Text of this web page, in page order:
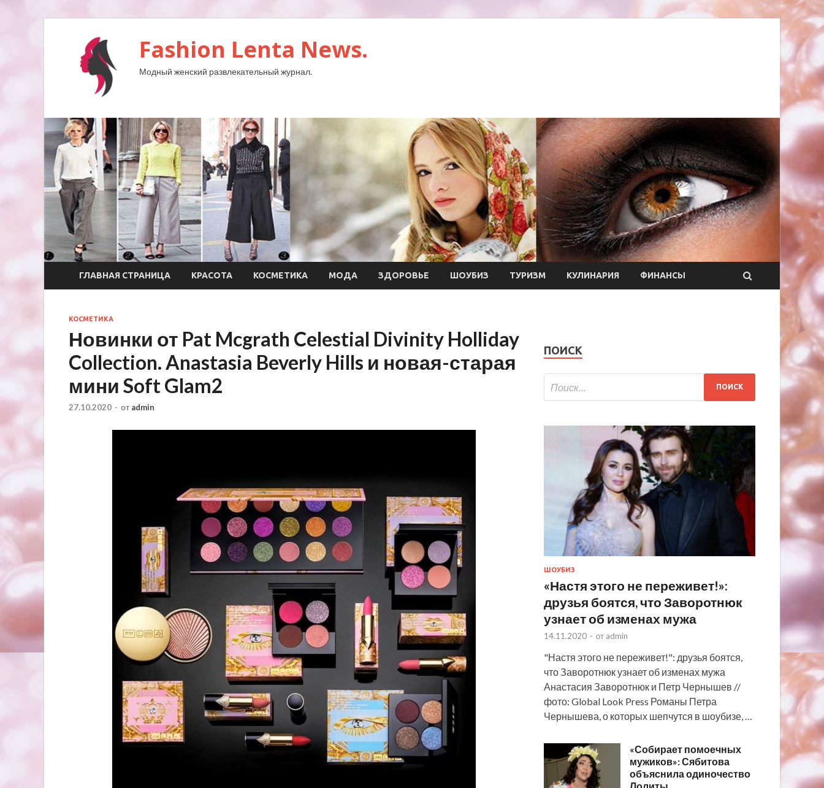
Fashion Lenta News.
Модный женский развлекательный журнал.
ГЛАВНАЯ СТРАНИЦА КРАСОТА КОСМЕТИКА МОДА ЗДОРОВЬЕ ШОУБИЗ ТУРИЗМ КУЛИНАРИЯ ФИНАНСЫ
КОСМЕТИКА
Новинки от Pat Mcgrath Celestial Divinity Holliday
Collection. Anastasia Beverly Hills и новая-старая
мини Soft Glam2
27.10.2020 - от admin
ПОИСК
ШОУБИЗ
«Настя этого не переживет!»:
друзья боятся, что Заворотнюк
узнает об изменах мужа
14.11.2020 - от admin
"Настя этого не переживет!": друзья боятся,
что Заворотнюк узнает об изменах мужа
Анастасия Заворотнюк и Петр Чернышев //
фото: Global Look Press Романы Петра
Чернышева, о которых шепчутся в шоубизе, …
«Собирает помоечных
мужиков»: Сябитова
объяснила одиночество